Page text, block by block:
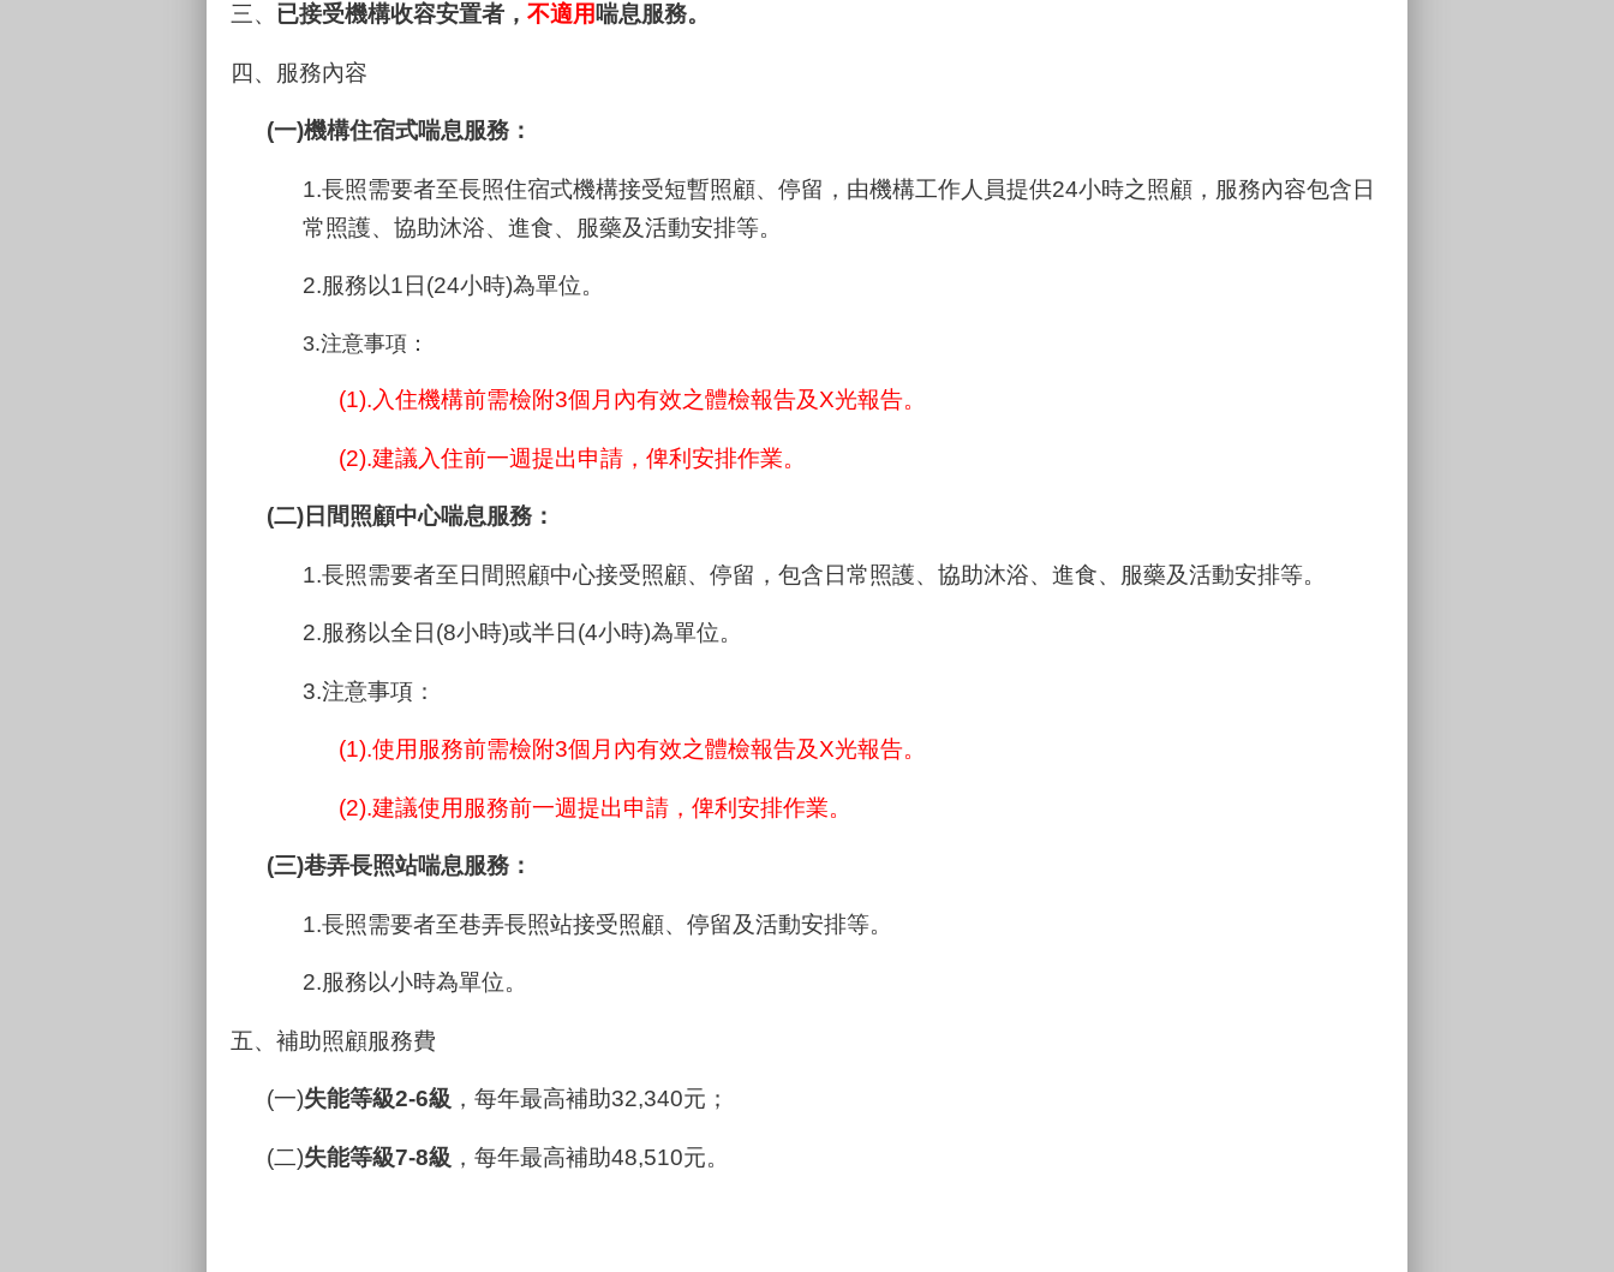
三、 已接受機構收容安置者， 不適用 喘息服務。
四、服務內容
(一)機構住宿式喘息服務：
1.長照需要者至長照住宿式機構接受短暫照顧、停留，由機構工作人員提供24小時之照顧，服務內容包含日
常照護、協助沐浴、進食、服藥及活動安排等。
2.服務以1日(24小時)為單位。
3.注意事項：
(1).入住機構前需檢附3個月內有效之體檢報告及X光報告。
(2).建議入住前一週提出申請，俾利安排作業。
(二)日間照顧中心喘息服務：
1.長照需要者至日間照顧中心接受照顧、停留，包含日常照護、協助沐浴、進食、服藥及活動安排等。
2.服務以全日(8小時)或半日(4小時)為單位。
3.注意事項：
(1).使用服務前需檢附3個月內有效之體檢報告及X光報告。
(2).建議使用服務前一週提出申請，俾利安排作業。
(三)巷弄長照站喘息服務：
1.長照需要者至巷弄長照站接受照顧、停留及活動安排等。
2.服務以小時為單位。
五、補助照顧服務費
(一)失能等級2-6級 ，每年最高補助32,340元；
(二)失能等級7-8級 ，每年最高補助48,510元。